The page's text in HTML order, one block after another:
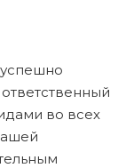
во всех